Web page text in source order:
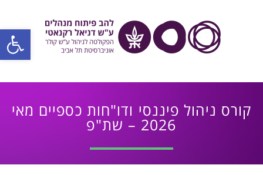
פתח
קורס ניהול פיננסי ודו"חות כספיים מאי
2026 – שת"פ